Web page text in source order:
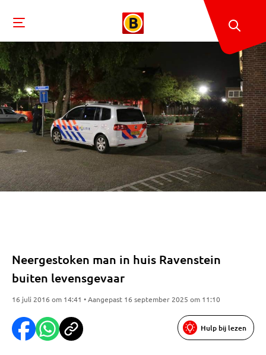
Neergestoken man in huis Ravenstein
buiten levensgevaar
16 juli 2016 om 14:41 • Aangepast 16 september 2025 om 11:10
Hulp bij lezen